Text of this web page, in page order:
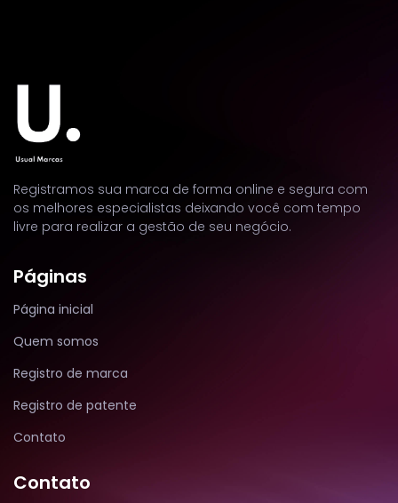
Registramos sua marca de forma online e segura com
os melhores especialistas deixando você com tempo
livre para realizar a gestão de seu negócio.
Páginas
Página inicial
Quem somos
Registro de marca
Registro de patente
Contato
Contato